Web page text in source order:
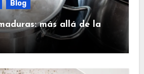
Blog
más allá de la